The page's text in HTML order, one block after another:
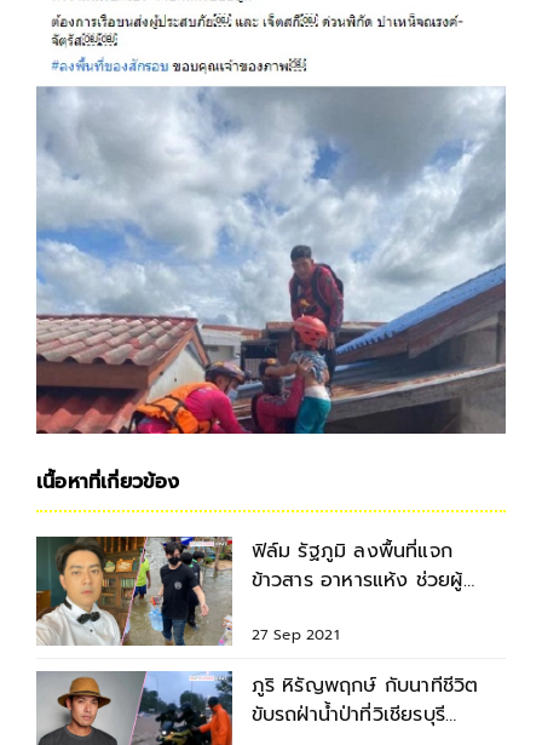
เนื้อหาที่เกี่ยวข้อง
ฟิล์ม รัฐภูมิ ลงพื้นที่แจก
ข้าวสาร อาหารแห้ง ช่วยผู้
27 Sep 2021
ภูริ หิรัญพฤกษ์ กับนาทีชีวิต
ขับรถฝ่าน้ำป่าที่วิเชียรบุรี